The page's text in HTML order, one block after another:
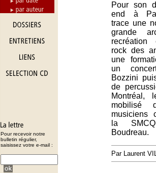
Pour recevoir notre
bulletin régulier,
saisissez votre e-mail :
Pour son
end à
trace une
grande
recréation
rock des
une
un
Bozzini
de
Montréal,
mobilisé
musiciens
la
Boudreau.
Par Laurent